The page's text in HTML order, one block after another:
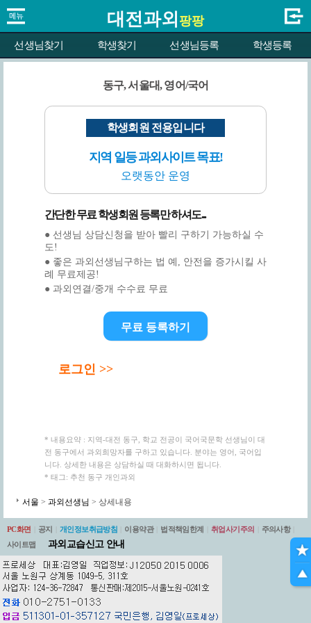
대전과외 팡팡
선생님찾기 학생찾기 선생님등록 학생등록
동구, 서울대, 영어/국어
학생회원 전용입니다
지역 일등 과외사이트 목표!
오랫동안 운영
간단한 무료 학생회원 등록만 하셔도...
● 선생님 상담신청을 받아 빨리 구하기 가능하실 수
도!
● 좋은 과외선생님구하는 법 예, 안전을 증가시킬 사
례 무료제공!
● 과외연결/중개 수수료 무료
무료 등록하기
로그인 >>
* 내용요약 : 지역-대전 동구, 학교 전공이 국어국문학 선생님이 대
전 동구에서 과외희망자를 구하고 있습니다. 분야는 영어, 국어입
니다. 상세한 내용은 상담하실 때 대화하시면 됩니다.
* 태그: 추천 동구 개인과외
서울 > 과외선생님 > 상세내용
PC화면 공지 개인정보취급방침 이용약관 법적책임한계 취업사기주의 주의사항
사이트맵
과외교습신고 안내